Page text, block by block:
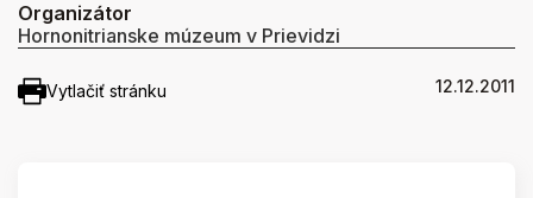
Organizátor
Hornonitrianske múzeum v Prievidzi
Vytlačiť stránku 12.12.2011